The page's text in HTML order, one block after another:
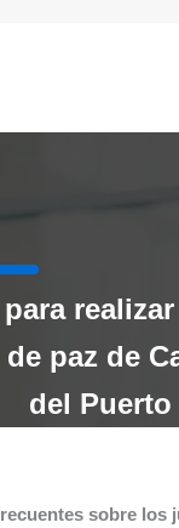
paz de
del Puerto
sobre los